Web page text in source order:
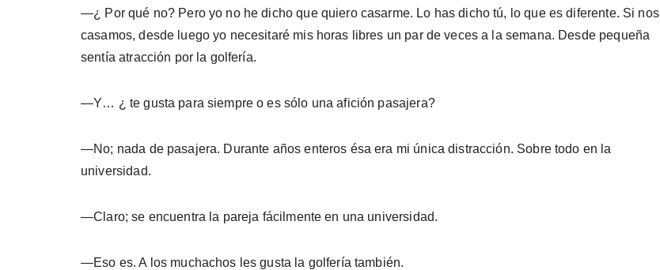
—¿ Por qué no? Pero yo no he dicho que quie­ro casarme. Lo has dicho tú, lo que es diferente. Si nos
casamos, desde luego yo necesitaré mis horas libres un par de veces a la semana. Desde pequeña
sentía atracción por la golfería.
—Y… ¿ te gusta para siempre o es sólo una afición pasajera?
—No; nada de pasajera. Durante años enteros ésa era mi única distracción. Sobre todo en la
universidad.
—Claro; se encuentra la pareja fácilmente en una universidad.
—Eso es. A los muchachos les gusta la golfe­ría también.